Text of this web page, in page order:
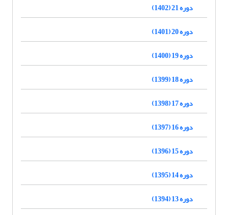
دوره 21 (1402)
دوره 20 (1401)
دوره 19 (1400)
دوره 18 (1399)
دوره 17 (1398)
دوره 16 (1397)
دوره 15 (1396)
دوره 14 (1395)
دوره 13 (1394)